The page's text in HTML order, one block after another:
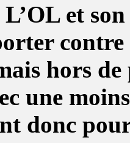
L’OL et
hors
une
donc